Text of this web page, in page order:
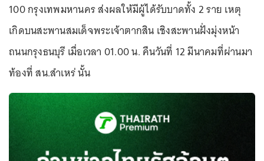
100 กรุงเทพมหานคร ส่งผลให้มีผู้ได้รับบาดทั้ง 2 ราย เหตุ
เกิดบนสะพานสมเด็จพระเจ้าตากสิน เชิงสะพานฝั่งมุ่งหน้า
ถนนกรุงธนบุรี เมื่อเวลา 01.00 น. คืนวันที่ 12 มีนาคมที่ผ่านมา
ท้องที่ สน.สำเหร่ นั้น